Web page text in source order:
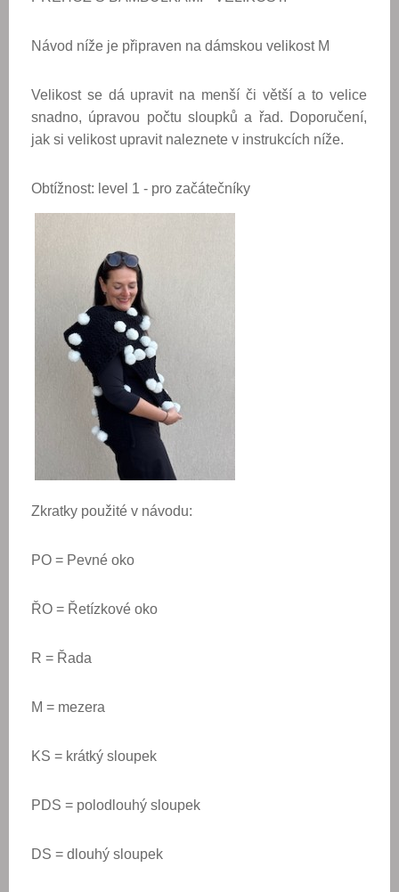
Návod níže je připraven na dámskou velikost M
Velikost se dá upravit na menší či větší a to velice
snadno, úpravou počtu sloupků a řad. Doporučení,
jak si velikost upravit naleznete v instrukcích níže.
Obtížnost: level 1 - pro začátečníky
Zkratky použité v návodu:
PO = Pevné oko
ŘO = Řetízkové oko
R = Řada
M = mezera
KS = krátký sloupek
PDS = polodlouhý sloupek
DS = dlouhý sloupek